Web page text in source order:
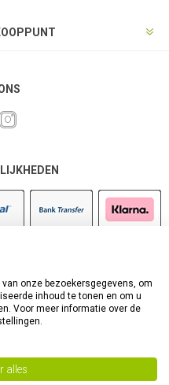
onze bezoekersgegevens, om
inhoud te tonen en om u
Voor meer informatie over de
alles